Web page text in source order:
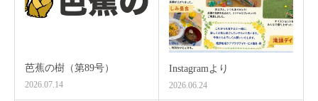
芭蕉の樹（第89号）
2026.07.14
Instagramより
2026.06.24